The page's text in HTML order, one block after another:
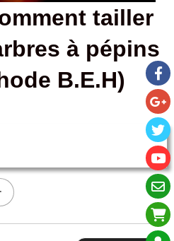
tailler
à pépins
B.E.H)